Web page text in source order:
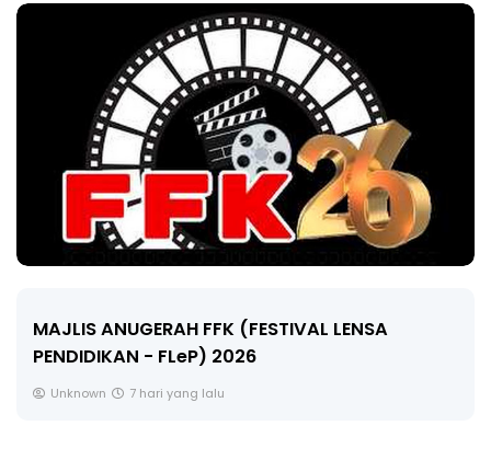
🔴 [LIVE] MATEMATIK SR, WANG TAHUN 6 OLEH
CIKGU ANITA #ALLINONE #141 #...